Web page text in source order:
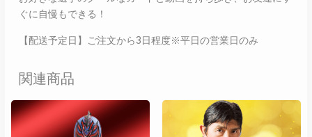
ぐに自慢もできる！
【配送予定日】ご注文から3日程度※平日の営業日のみ
関連商品